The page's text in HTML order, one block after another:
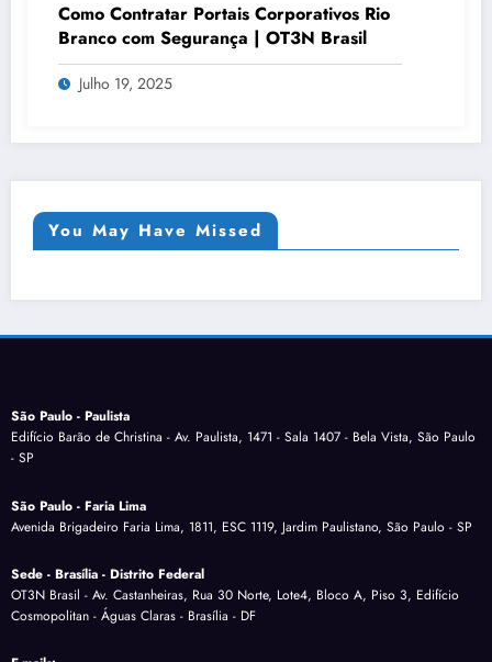
Como Contratar Portais Corporativos Rio
Branco com Segurança | OT3N Brasil
Julho 19, 2025
You May Have Missed
São Paulo - Paulista
Edifício Barão de Christina - Av. Paulista, 1471 - Sala 1407 - Bela Vista, São Paulo
- SP
São Paulo - Faria Lima
Avenida Brigadeiro Faria Lima, 1811, ESC 1119, Jardim Paulistano, São Paulo - SP
Sede - Brasília - Distrito Federal
OT3N Brasil - Av. Castanheiras, Rua 30 Norte, Lote4, Bloco A, Piso 3, Edifício
Cosmopolitan - Águas Claras - Brasília - DF